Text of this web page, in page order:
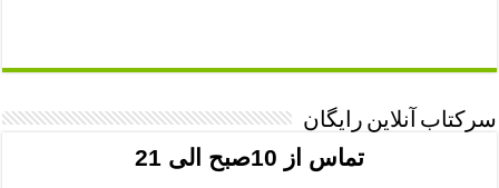
سرکتاب آنلاین رایگان
تماس از 10صبح الی 21